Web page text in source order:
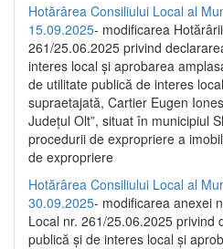
Hotărârea Consiliului Local al
15.09.2025- modificarea
261/25.06.2025 privind
interes local și aprobarea
de utilitate publică de interes
supraetajată, Cartier Eugen
Județul Olt”, situat în municipiul
procedurii de expropriere a
de expropriere
Hotărârea Consiliului Local al
30.09.2025- modificarea anexei
Local nr. 261/25.06.2025 privind
publică şi de interes local şi